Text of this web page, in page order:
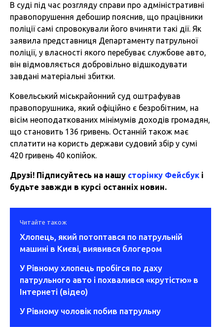
В суді під час розгляду справи про адміністративні
правопорушення дебошир пояснив, що працівники
поліції самі спровокували його вчиняти такі дії. Як
заявила представниця Департаменту патрульної
поліції, у власності якого перебуває службове авто,
він відмовляється добровільно відшкодувати
завдані матеріальні збитки.
Ковельський міськрайонний суд оштрафував
правопорушника, який офіційно є безробітним, на
вісім неоподаткованих мінімумів доходів громадян,
що становить 136 гривень. Останній також має
сплатити на користь держави судовий збір у сумі
420 гривень 40 копійок.
Друзі! Підписуйтесь на нашу сторінку Фейсбук і
будьте завжди в курсі останніх новин.
Читайте також
Хлопець, який потоптався по патрульній
машині в Києві, виявився блогером
У Рівному хлопець пробігся по даху
патрульного авто і похвалився «крутістю» в
Інтернеті (відео)
У Рівному чоловік побив патрульну